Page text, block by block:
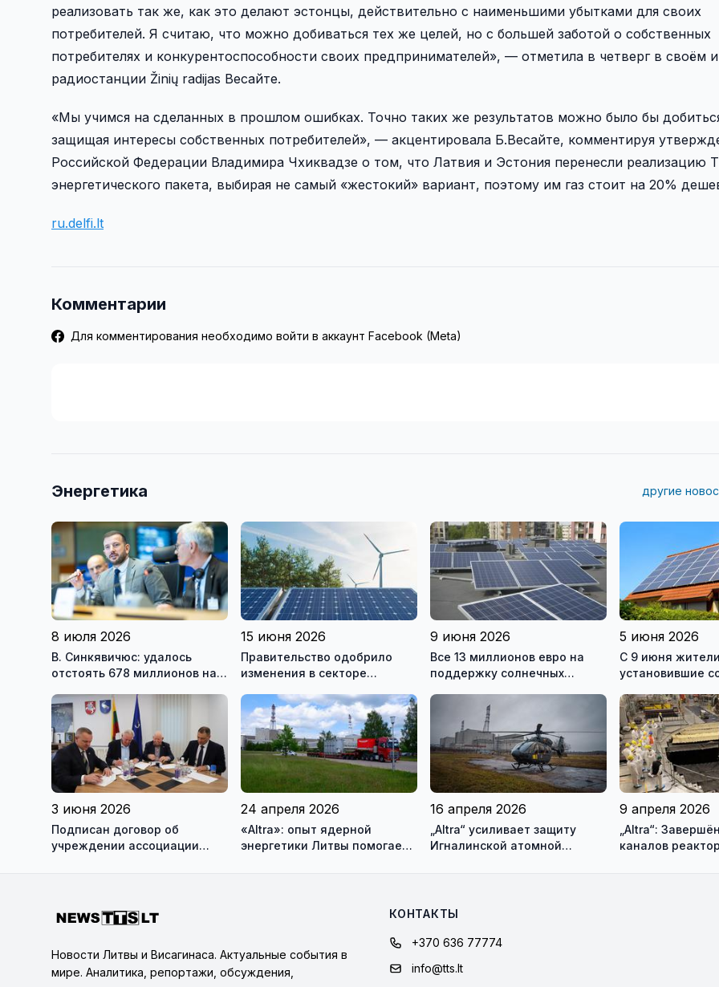
реализовать так же, как это делают эстонцы, действительно с наименьшими убытками для своих
потребителей. Я считаю, что можно добиваться тех же целей, но с большей заботой о собственных
потребителях и конкурентоспособности своих предпринимателей», — отметила в четверг в своём
радиостанции Žinių radijas Весайте.
«Мы учимся на сделанных в прошлом ошибках. Точно таких же результатов можно было бы
защищая интересы собственных потребителей», — акцентировала Б.Весайте, комментируя
Российской Федерации Владимира Чхиквадзе о том, что Латвия и Эстония перенесли реализацию
энергетического пакета, выбирая не самый «жестокий» вариант, поэтому им газ стоит на 20%
ru.delfi.lt
Комментарии
Для комментирования необходимо войти в аккаунт Facebook (Meta)
Энергетика другие
8 июля 2026
В. Синкявичюс: удалось
отстоять 678 миллионов на
15 июня 2026
Правительство одобрило
изменения в секторе
9 июня 2026
Все 13 миллионов евро на
поддержку солнечных
за один день
5 июня 2026
С 9 июня жители,
установившие
подавать
получение
3 июня 2026
Подписан договор об
учреждении ассоциации
24 апреля 2026
«Altra»: опыт ядерной
энергетики Литвы помогает
16 апреля 2026
„Altra“ усиливает защиту
Игналинской атомной
9 апреля 2026
„Altra“:
каналов
Новости Литвы и Висагинаса. Актуальные события в
мире. Аналитика, репортажи, обсуждения,
КОНТАКТЫ
+370 636 77774
info@tts.lt